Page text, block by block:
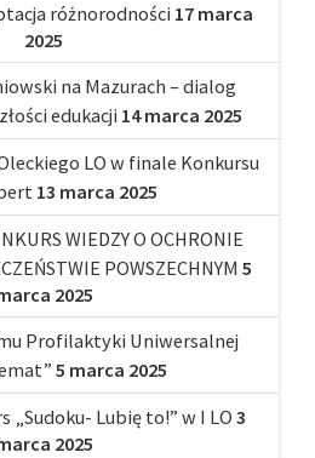
różnorodności 17 marca
2025
na Mazurach – dialog
edukacji 14 marca 2025
LO w finale Konkursu
13 marca 2025
WIEDZY O OCHRONIE
POWSZECHNYM 5
2025
Profilaktyki Uniwersalnej
5 marca 2025
„Sudoku- Lubię to!” w I LO 3
2025